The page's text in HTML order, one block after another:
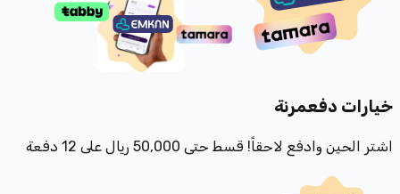
خيارات دفعمرنة
اشتر الحين وادفع لاحقاً! قسط حتى 50,000 ريال على 12 دفعة